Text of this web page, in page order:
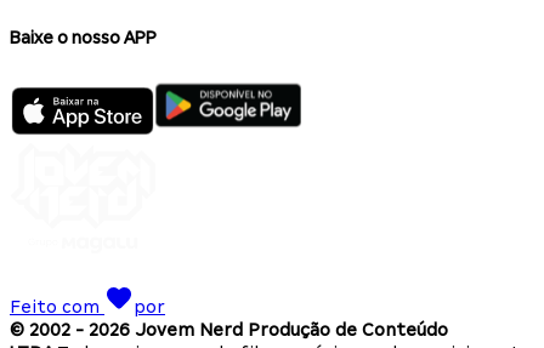
Baixe o nosso APP
Feito com
por
© 2002 - 2026 Jovem Nerd Produção de Conteúdo